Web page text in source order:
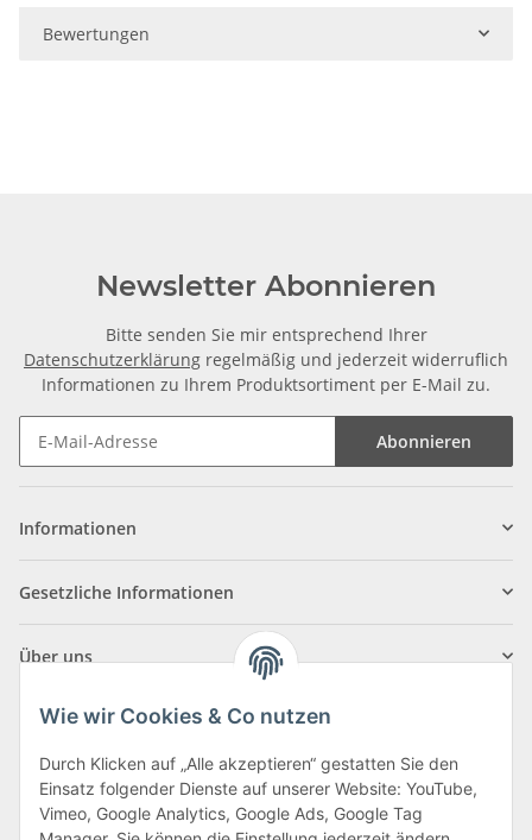
Bewertungen
Newsletter Abonnieren
Bitte senden Sie mir entsprechend Ihrer
Datenschutzerklärung regelmäßig und jederzeit widerruflich
Informationen zu Ihrem Produktsortiment per E-Mail zu.
Abonnieren
Informationen
Gesetzliche Informationen
Über uns
Klagenfurter Straße 29
Wie wir Cookies & Co nutzen
Durch Klicken auf „Alle akzeptieren“ gestatten Sie den
Einsatz folgender Dienste auf unserer Website: YouTube,
Vimeo, Google Analytics, Google Ads, Google Tag